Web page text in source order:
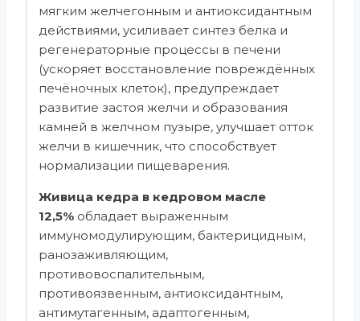
мягким желчегонным и антиоксидантным
действиями, усиливает синтез белка и
регенераторные процессы в печени
(ускоряет восстановление повреждённых
печёночных клеток), предупреждает
развитие застоя желчи и образования
камней в желчном пузыре, улучшает отток
желчи в кишечник, что способствует
нормализации пищеварения.
Живица кедра в кедровом масле
12,5% обладает выраженным
иммуномодулирующим, бактерицидным,
ранозаживляющим,
противовоспалительным,
противоязвенным, антиоксидантным,
антимутагенным, адаптогенным,